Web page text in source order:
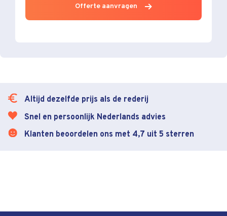
Offerte aanvragen
Altijd dezelfde prijs als de rederij
Snel en persoonlijk Nederlands advies
Klanten beoordelen ons met 4,7 uit 5 sterren